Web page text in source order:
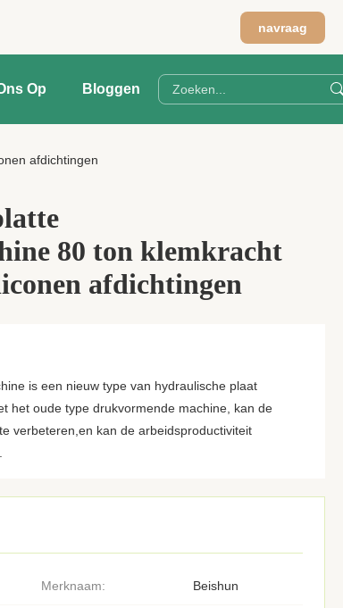
navraag
Op Bloggen
afdichtingen
80 ton klemkracht
afdichtingen
is een nieuw type van hydraulische plaat
het oude type drukvormende machine, kan de
verbeteren,en kan de arbeidsproductiviteit
Merknaam: Beishun